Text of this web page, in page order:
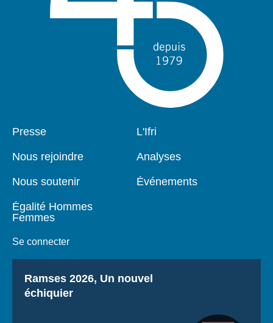
Pied
Presse
Nous rejoindre
Nous soutenir
Égalité Hommes
Femmes
Se connecter
Navigation
L'Ifri
Analyses
Événements
Titre
Ramses 2026, Un nouvel
échiquier